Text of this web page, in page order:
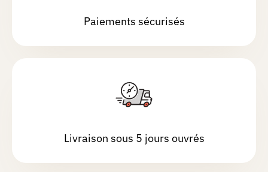
Paiements sécurisés
Livraison sous 5 jours ouvrés